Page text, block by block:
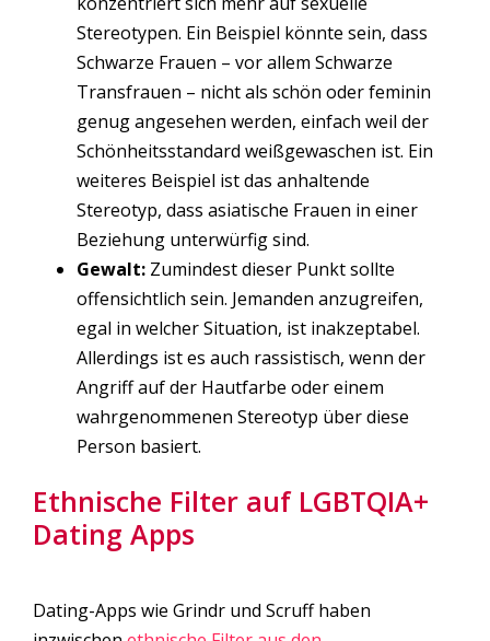
Stereotypen. Ein Beispiel könnte sein, dass
Schwarze Frauen – vor allem Schwarze
Transfrauen – nicht als schön oder feminin
genug angesehen werden, einfach weil der
Schönheitsstandard weißgewaschen ist. Ein
weiteres Beispiel ist das anhaltende
Stereotyp, dass asiatische Frauen in einer
Beziehung unterwürfig sind.
Gewalt: Zumindest dieser Punkt sollte
offensichtlich sein. Jemanden anzugreifen,
egal in welcher Situation, ist inakzeptabel.
Allerdings ist es auch rassistisch, wenn der
Angriff auf der Hautfarbe oder einem
wahrgenommenen Stereotyp über diese
Person basiert.
Ethnische Filter auf LGBTQIA+
Dating Apps
Dating-Apps wie Grindr und Scruff haben